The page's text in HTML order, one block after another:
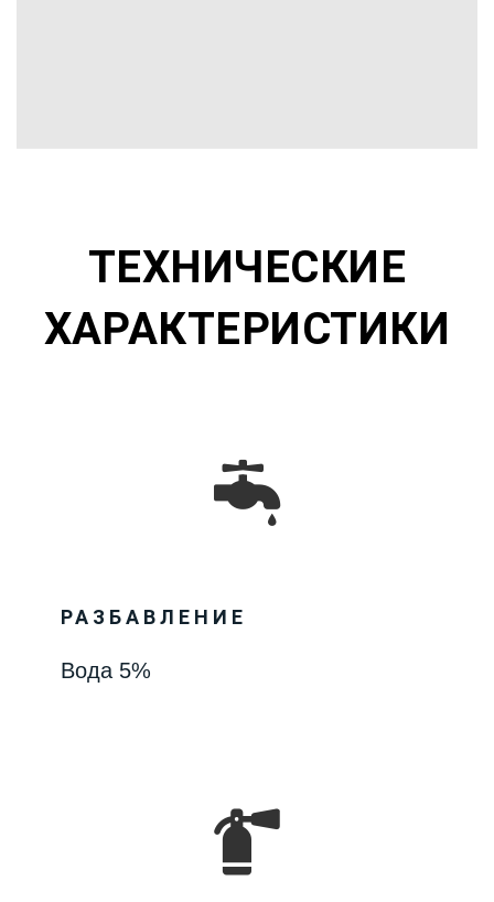
ТЕХНИЧЕСКИЕ
ХАРАКТЕРИСТИКИ
РАЗБАВЛЕНИЕ
Вода 5%